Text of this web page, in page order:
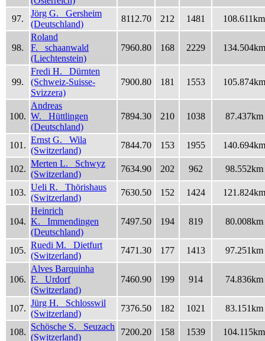
97.
Jörg G. Gersheim
(Deutschland)
8112.70 212 1481 108.611km
98.
Roland
F. schaanwald
(Liechtenstein)
7960.80 168 2229 134.504km
99.
Fredi H. Dürnten
(Schweiz-Suisse-
Svizzera)
7900.80 181 1553 105.874km
100.
Andreas
W. Hüttlingen
(Deutschland)
7894.30 210 1038 87.437km
101.
Ernst G. Wila
(Switzerland)
7844.70 153 1955 140.694km
102.
Merten L. Schwyz
(Switzerland)
7634.90 202 962 98.552km
103.
Ueli R. Thörishaus
(Switzerland)
7630.50 152 1424 121.824km
104.
Heinrich
K. Immendingen
(Deutschland)
7497.50 194 819 80.008km
105.
Ruedi M. Dietfurt
(Switzerland)
7471.30 177 1413 97.251km
106.
Alves Barquinha
F. Urdorf
(Switzerland)
7460.90 199 914 74.836km
107.
Jürg H. Schlosswil
(Switzerland)
7376.50 182 1021 83.151km
108.
Schösche S. Seuzach
(Switzerland)
7200.20 158 1539 104.115km